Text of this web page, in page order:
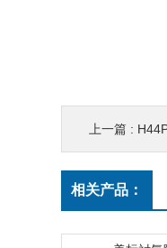
上一篇 :
相关产品：